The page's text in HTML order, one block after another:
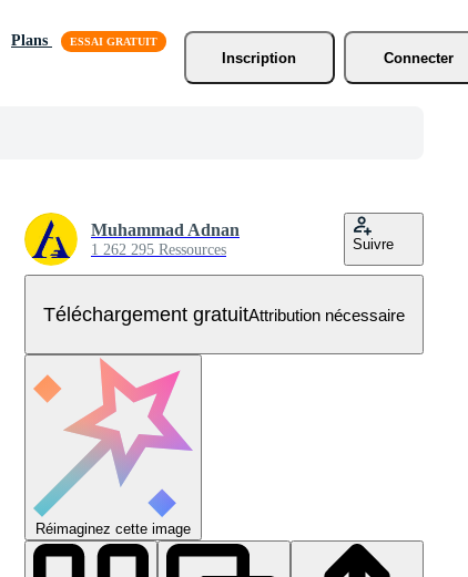
Plans
Inscription
Connecter
Muhammad Adnan
1 262 295 Ressources Suivre
Téléchargement gratuitAttribution nécessaire
Réimaginez cette image